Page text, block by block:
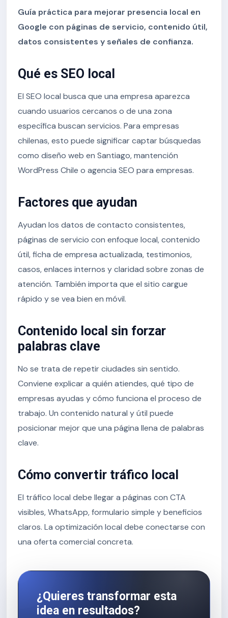
Guía práctica para mejorar presencia local en
Google con páginas de servicio, contenido útil,
datos consistentes y señales de confianza.
Qué es SEO local
El SEO local busca que una empresa aparezca
cuando usuarios cercanos o de una zona
específica buscan servicios. Para empresas
chilenas, esto puede significar captar búsquedas
como diseño web en Santiago, mantención
WordPress Chile o agencia SEO para empresas.
Factores que ayudan
Ayudan los datos de contacto consistentes,
páginas de servicio con enfoque local, contenido
útil, ficha de empresa actualizada, testimonios,
casos, enlaces internos y claridad sobre zonas de
atención. También importa que el sitio cargue
rápido y se vea bien en móvil.
Contenido local sin forzar
palabras clave
No se trata de repetir ciudades sin sentido.
Conviene explicar a quién atiendes, qué tipo de
empresas ayudas y cómo funciona el proceso de
trabajo. Un contenido natural y útil puede
posicionar mejor que una página llena de palabras
clave.
Cómo convertir tráfico local
El tráfico local debe llegar a páginas con CTA
visibles, WhatsApp, formulario simple y beneficios
claros. La optimización local debe conectarse con
una oferta comercial concreta.
¿Quieres transformar esta
idea en resultados?